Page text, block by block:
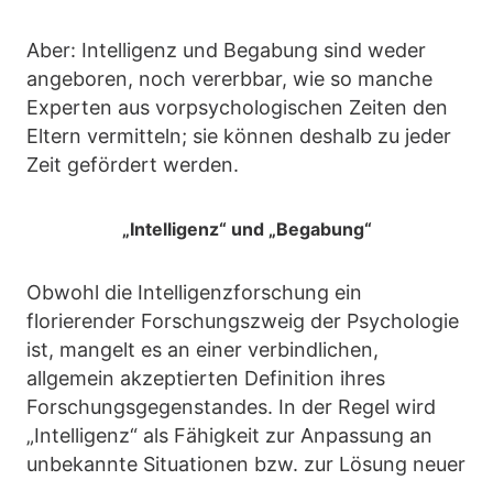
Aber: Intelligenz und Begabung sind weder
angeboren, noch vererbbar, wie so manche
Experten aus vorpsychologischen Zeiten den
Eltern vermitteln; sie können deshalb zu jeder
Zeit gefördert werden.
„Intelligenz“ und „Begabung“
Obwohl die Intelligenzforschung ein
florierender Forschungszweig der Psychologie
ist, mangelt es an einer verbindlichen,
allgemein akzeptierten Definition ihres
Forschungsgegenstandes. In der Regel wird
„Intelligenz“ als Fähigkeit zur Anpassung an
unbekannte Situationen bzw. zur Lösung neuer